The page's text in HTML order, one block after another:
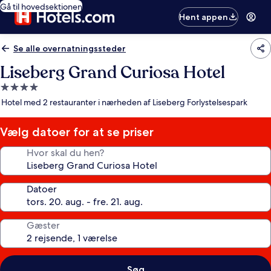
Gå til hovedsektionen
Hent appen
Se alle overnatningssteder
Liseberg Grand Curiosa Hotel
4.0-
stjernet
Hotel med 2 restauranter i nærheden af Liseberg Forlystelsespark
Vælg datoer for at se priser
Hvor skal du hen?
Datoer
Gæster